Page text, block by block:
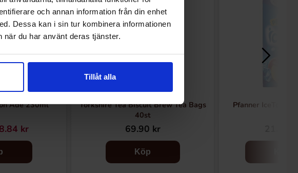
och annan information från din enhet
Dessa kan i sin tur kombinera informationen
du har använt deras tjänster.
Tillåt alla
Ade 230ml
kr
Yorkshire Tea Biscuit Brew Tea Bags
40st
69.90 kr
Köp
Pfanner IceTea -